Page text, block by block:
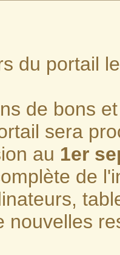
du portail
de bons
sera
au 1er
de
nouvelles